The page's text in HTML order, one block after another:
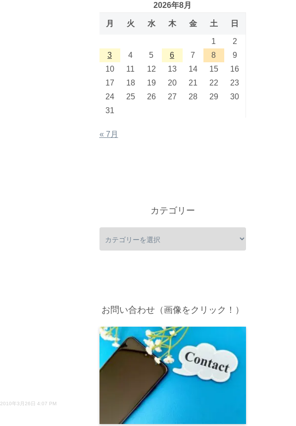
2010年3月26日 4:07 PM
2026年8月
月 火 水 木 金 土 日
1
2
3
4 5 6 7 8
9
10
11 12 13 14 15
16
17
18 19 20 21 22
23
24
25 26 27 28 29
30
31
« 7月
カテゴリー
お問い合わせ（画像をクリック！）